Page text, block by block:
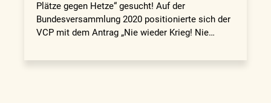
Plätze gegen Hetze“ gesucht! Auf der
Bundesversammlung 2020 positionierte sich der
VCP mit dem Antrag „Nie wieder Krieg! Nie…